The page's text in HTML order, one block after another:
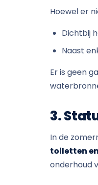
Hoewel er
Dichtbij
Naast
Er is geen
3.
In de
toiletten
onderhoud